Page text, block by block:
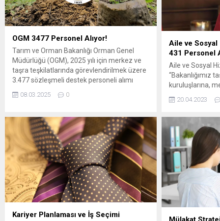
OGM 3477 Personel Alıyor!
Tarım ve Orman Bakanlığı Orman Genel
Müdürlüğü (OGM), 2025 yılı için merkez ve
taşra teşkilatlarında görevlendirilmek üzere
3.477 sözleşmeli destek personeli alımı
puan sıralamasına göre gerçekleştirilecek
Kadro Dağılımı Orman Genel Müdürlüğü
bünyesinde istihdam edilecek personel
sayısı ve kadrolar...
08.03.2025 0
Aile ve Sosyal
431 Personel
Aile ve Sosyal
“Bakanlığımız
kuruluşlarına,
yapacağız.”
personeli
alımı
avukat, büro
20.04.2023
Kariyer Planlaması ve İş Seçimi